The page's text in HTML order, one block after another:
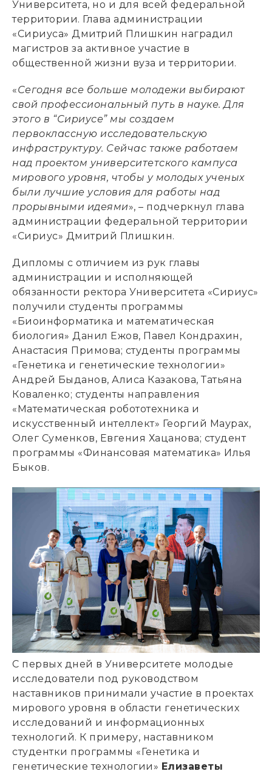
Университета, но и для всей федеральной
территории. Глава администрации
«Сириуса» Дмитрий Плишкин наградил
магистров за активное участие в
общественной жизни вуза и территории.
«Сегодня все больше молодежи выбирают
свой профессиональный путь в науке. Для
этого в “Сириусе” мы создаем
первоклассную исследовательскую
инфраструктуру. Сейчас также работаем
над проектом университетского кампуса
мирового уровня, чтобы у молодых ученых
были лучшие условия для работы над
прорывными идеями», – подчеркнул глава
администрации федеральной территории
«Сириус» Дмитрий Плишкин.
Дипломы с отличием из рук главы
администрации и исполняющей
обязанности ректора Университета «Сириус»
получили студенты программы
«Биоинформатика и математическая
биология» Данил Ежов, Павел Кондрахин,
Анастасия Примова; cтуденты программы
«Генетика и генетические технологии»
Андрей Быданов, Алиса Казакова, Татьяна
Коваленко; студенты направления
«Математическая робототехника и
искусственный интеллект» Георгий Маурах,
Олег Суменков, Евгения Хацанова; студент
программы «Финансовая математика» Илья
Быков.
С первых дней в Университете молодые
исследователи под руководством
наставников принимали участие в проектах
мирового уровня в области генетических
исследований и информационных
технологий. К примеру, наставником
студентки программы «Генетика и
генетические технологии» Елизаветы